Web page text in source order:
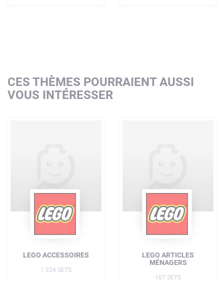
CES THÈMES POURRAIENT AUSSI
VOUS INTÉRESSER
LEGO ACCESSOIRES
1 324 SETS
LEGO ARTICLES
MÉNAGERS
107 SETS